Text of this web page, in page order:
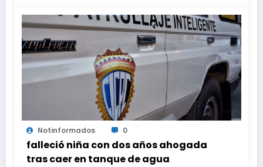
Notinformados 0
falleció niña con dos años ahogada
tras caer en tanque de agua